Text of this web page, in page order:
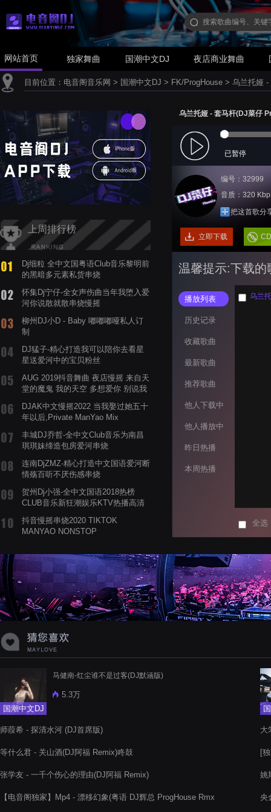
网站首页 独家舞曲 国潮中文DJ 夜店商业舞曲
目前位置： 电音阁音乐网 > 国潮中文DJ > FK/ProgHouse > 乌兰托娅 -
上周排行榜
Dj细粒 全中文国粤语Club音乐黎明前
的黑暗多元素私货串烧
怀集Dj宁仔-全女声伤曲当年我堕入爱
河你说散就散串烧慢摇
柳州DJ小D - Baby 嘟嘟嘟哑私人订
制
DJ猛子-精心打造我可以陪你去看星
星送爱河中的宝贝粉丝
AUG 2019抖音舞曲 夜店慢摇 来自天
堂的魔鬼 我的天空 多想爱你 别说我
DJAK中文慢摇2022 当我娶过她五十
年以后,Private ManYao Mix
丰城DJ乔哲-全中文Club音乐为南昌
琪琪妹缔造包房爱河串烧
连南DjZMZ-精心打造中文国语爱河断
情殇百听不厌伤感串烧
贺州Dj小强-全中文国语2018热榜
CLUB音乐新狂潮娱乐KTV热播高清
抖音慢摇串烧2020 TIKTOK
MANYAO NONSTOP
蝉爸爸妈妈爱存在夏天的风是想你的
声音啊
乌兰托娅 - 套马杆(DJ菜仔
已暂停
编号：32999
音质：320
把这首歌分
立即下载
温馨提示:下载的
播放列表
历史记录
收藏歌曲
最新歌曲
推荐歌曲
他人下载中
他人播放中
昨日热播
本周热播
乌兰
全选
国潮中文DJ
马健南-红尘谁不是过客(DJ默涵版)
5.3万
师葭希 - 探清水河 (DJ首席版)
等什么君 - 关山酒(DJ阿福 Remix)咚鼓
张学友 - 一千个伤心的理由(DJ阿福 Remix)
【电音阁独家】Mp4 - 漂移幻象(粤语 DJ辉总 ProgHouse Rmx
大
[
姚
央